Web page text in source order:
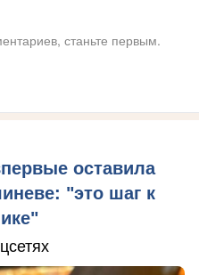
станьте первым.
оставила
"это шаг к